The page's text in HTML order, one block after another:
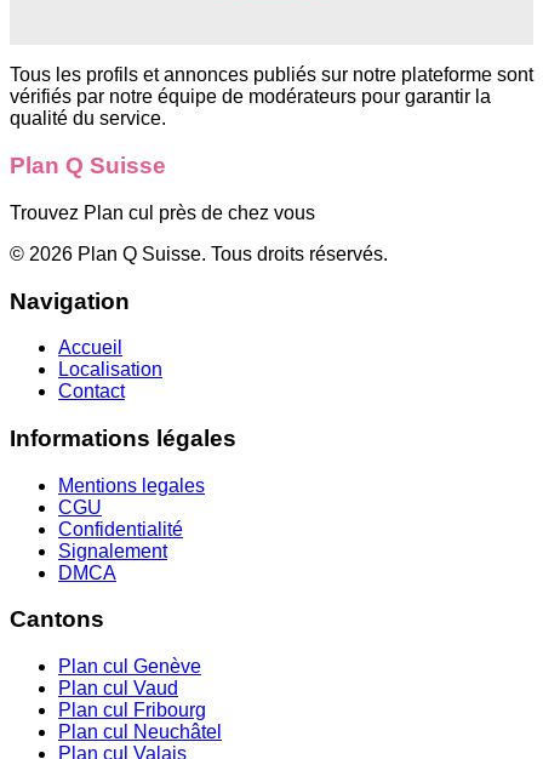
Tous les profils et annonces publiés sur notre plateforme sont
vérifiés par notre équipe de modérateurs pour garantir la
qualité du service.
Plan Q Suisse
Trouvez Plan cul près de chez vous
© 2026 Plan Q Suisse. Tous droits réservés.
Navigation
Accueil
Localisation
Contact
Informations légales
Mentions legales
CGU
Confidentialité
Signalement
DMCA
Cantons
Plan cul Genève
Plan cul Vaud
Plan cul
Fribourg
Plan cul
Neuchâtel
Plan cul Valais